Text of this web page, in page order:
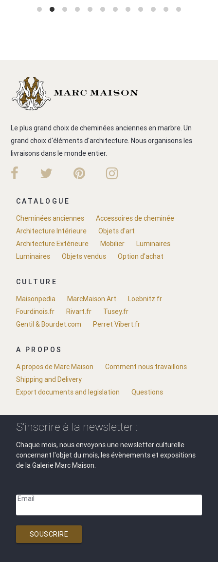
Le plus grand choix de cheminées anciennes en marbre. Un
grand choix d'éléments d'architecture. Nous organisons les
livraisons dans le monde entier.
CATALOGUE
Cheminées anciennes
Accessoires de cheminée
Architecture Intérieure
Objets d'art
Architecture Extérieure
Mobilier
Luminaires
Luminaires
Objets vendus Option d'achat
CULTURE
Maisonpedia
MarcMaison.Art
Loebnitz.fr
Fourdinois.fr
Rivart.fr
Tusey.fr
Gentil & Bourdet.com
Perret Vibert.fr
A PROPOS
A propos de Marc Maison
Comment nous travaillons
Shipping and Delivery
Export documents and legislation
Questions
S'inscrire à la newsletter :
Chaque mois, nous envoyons une newsletter culturelle
concernant l'objet du mois, les évènements et expositions
de la Galerie Marc Maison.
Email
SOUSCRIRE